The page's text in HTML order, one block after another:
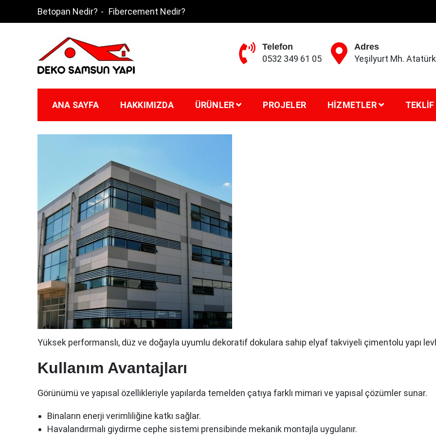
Betopan Nedir? Fibercement Nedir?
Deko Samsun
Telefon
0532 349 61 05
Adres
Yeşilyurt Mh.
ANA SAYFA HAKKIMIZDA ÜRÜNLER PROJELER HIZMETLER
Yüksek performanslı, düz ve doğayla uyumlu dekoratif dokulara sahip elyaf takviyeli çimentolu yapı
Kullanım Avantajları
Görünümü ve yapısal özellikleriyle yapılarda temelden çatıya farklı mimari ve yapısal çözümler sunar.
Binaların enerji verimliliğine katkı sağlar.
Havalandırmalı giydirme cephe sistemi prensibinde mekanik montajla uygulanır.